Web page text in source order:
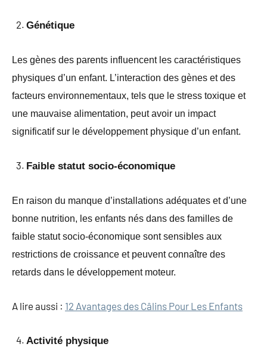
Génétique
Les gènes des parents influencent les caractéristiques
physiques d’un enfant. L’interaction des gènes et des
facteurs environnementaux, tels que le stress toxique et
une mauvaise alimentation, peut avoir un impact
significatif sur le développement physique d’un enfant.
Faible statut socio-économique
En raison du manque d’installations adéquates et d’une
bonne nutrition, les enfants nés dans des familles de
faible statut socio-économique sont sensibles aux
restrictions de croissance et peuvent connaître des
retards dans le développement moteur.
A lire aussi : 12 Avantages des Câlins Pour Les Enfants
Activité physique